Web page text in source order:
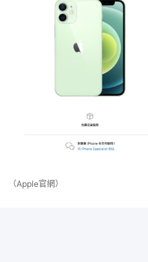
（Apple官網）